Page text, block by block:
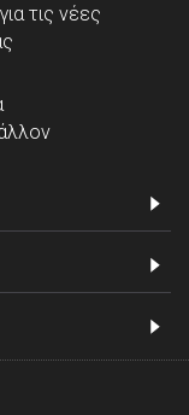
τις νέες